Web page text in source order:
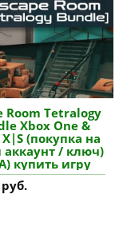
Room Tetralogy
Xbox One &
X|S (покупка на
/ ключ)
купить игру